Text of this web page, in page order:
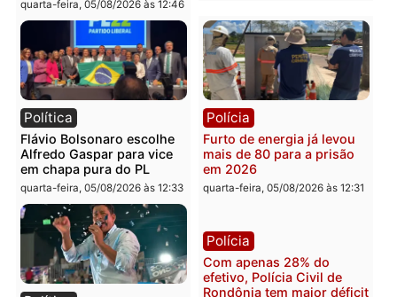
Brasil
TCE reúne candidatos ao
Governo e apresenta
diagnóstico que pode
mudar os rumos de
Rondônia
quarta-feira, 05/08/2026 às 12:52
Política
Violência domina o
eleitoral e segurança vira
principal arma dos
candidatos ao Governo
Rondônia